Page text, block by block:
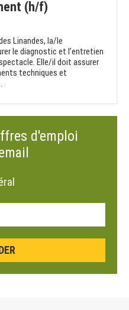
(h/f)
Linandes, la/le
le diagnostic et l’entretien
Elle/il doit assurer
techniques et
d'emploi